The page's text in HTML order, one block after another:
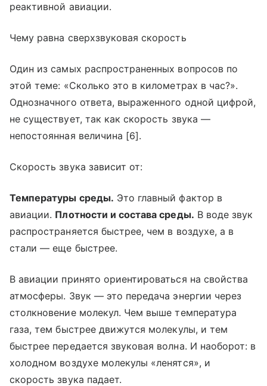
реактивной авиации.
Чему равна сверхзвуковая скорость
Один из самых распространенных вопросов по
этой теме: «Сколько это в километрах в час?».
Однозначного ответа, выраженного одной цифрой,
не существует, так как скорость звука —
непостоянная величина [6].
Скорость звука зависит от:
Температуры среды. Это главный фактор в
авиации. Плотности и состава среды. В воде звук
распространяется быстрее, чем в воздухе, а в
стали — еще быстрее.
В авиации принято ориентироваться на свойства
атмосферы. Звук — это передача энергии через
столкновение молекул. Чем выше температура
газа, тем быстрее движутся молекулы, и тем
быстрее передается звуковая волна. И наоборот: в
холодном воздухе молекулы «ленятся», и
скорость звука падает.